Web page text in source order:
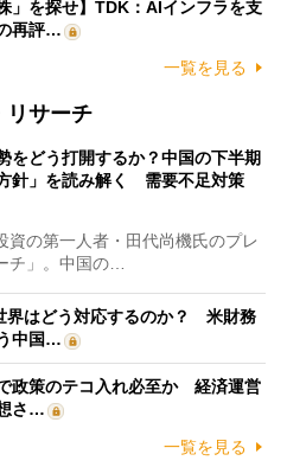
」を探せ】TDK：AIインフラを支
再評…
一覧を見る
リサーチ
をどう打開するか？中国の下半期
針」を読み解く 需要不足対策
の第一人者・田代尚機氏のプレ
チ」。中国の…
界はどう対応するのか？ 米財務
中国…
政策のテコ入れ必至か 経済運営
さ…
一覧を見る